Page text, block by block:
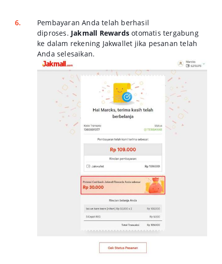
Pembayaran Anda telah berhasil
diproses. Jakmall Rewards otomatis tergabung
ke dalam rekening Jakwallet jika pesanan telah
Anda selesaikan.